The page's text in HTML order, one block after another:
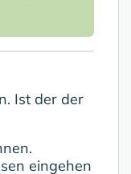
Ist der der
eingehen